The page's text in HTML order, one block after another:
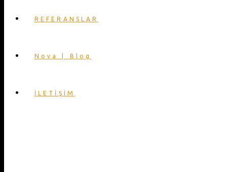
REFERANSLAR
Nova | Blog
İLETİŞİM